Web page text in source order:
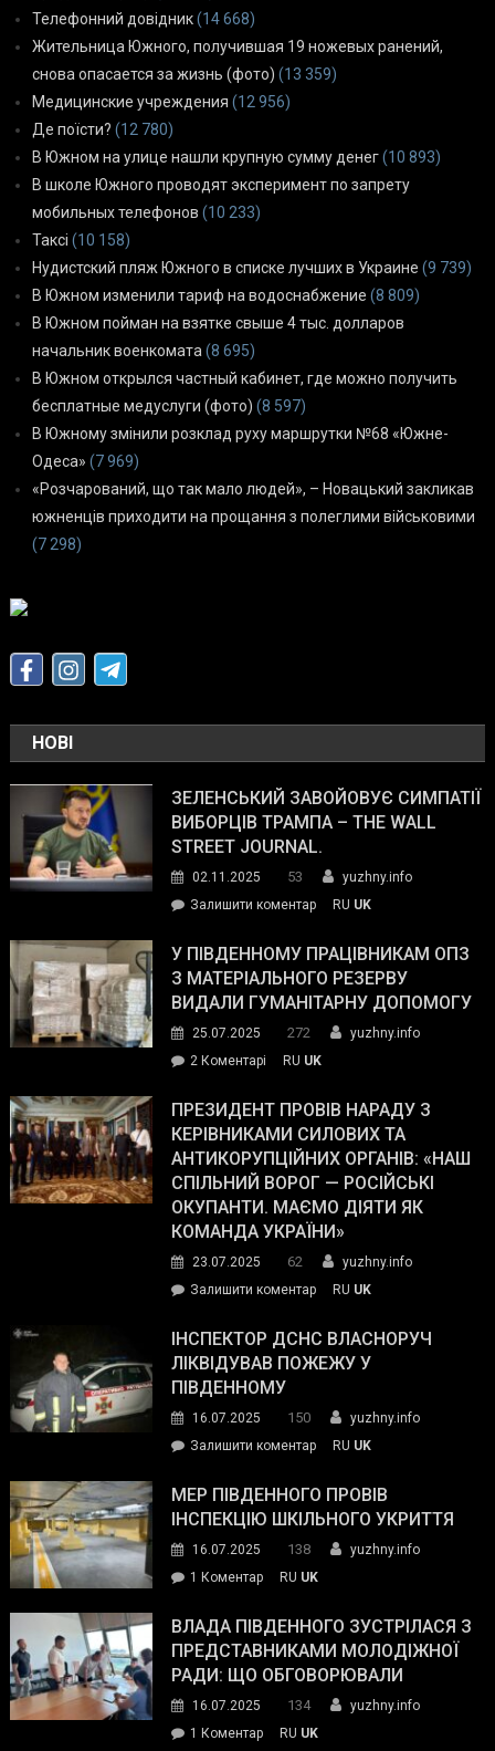
Телефонний довідник(14 668)
Жительница Южного, получившая 19 ножевых ранений,
снова опасается за жизнь (фото) (13 359)
Медицинские учреждения (12 956)
Де поїсти? (12 780)
В Южном на улице нашли крупную сумму денег(10 893)
В школе Южного проводят эксперимент по запрету
мобильных телефонов (10 233)
Таксі (10 158)
Нудистский пляж Южного в списке лучших в Украине (9 739)
В Южном изменили тариф на водоснабжение (8 809)
В Южном пойман на взятке свыше 4 тыс. долларов
начальник военкомата(8 695)
В Южном открылся частный кабинет, где можно получить
бесплатные медуслуги (фото) (8 597)
В Южному змінили розклад руху маршрутки №68 «Южне-
Одеса» (7 969)
«Розчарований, що так мало людей», – Новацький закликав
южненців приходити на прощання з полеглими військовими
(7 298)
НОВІ
ЗЕЛЕНСЬКИЙ ЗАВОЙОВУЄ СИМПАТІЇ
ВИБОРЦІВ ТРАМПА – THE WALL
STREET JOURNAL.
02.11.2025 53
yuzhny.info
Залишити коментарon
завойовує
симпатії
виборців
The
Street
Journal.
RU UK
У ПІВДЕННОМУ ПРАЦІВНИКАМ ОПЗ
З МАТЕРІАЛЬНОГО РЕЗЕРВУ
ВИДАЛИ ГУМАНІТАРНУ ДОПОМОГУ
25.07.2025 272
yuzhny.info
2 Коментарі
Південному
працівникам
ОПЗ
з
матеріального
резерву
гуманітарну
допомогу
RU UK
ПРЕЗИДЕНТ ПРОВІВ НАРАДУ З
КЕРІВНИКАМИ СИЛОВИХ ТА
АНТИКОРУПЦІЙНИХ ОРГАНІВ: «НАШ
СПІЛЬНИЙ ВОРОГ — РОСІЙСЬКІ
ОКУПАНТИ. МАЄМО ДІЯТИ ЯК
КОМАНДА УКРАЇНИ»
23.07.2025 62
yuzhny.info
Залишити коментарon
провів
нараду
силових
та
органів:
«Наш
спільний
окупанти.
Маємо
діяти
команда
RU UK
ІНСПЕКТОР ДСНС ВЛАСНОРУЧ
ЛІКВІДУВАВ ПОЖЕЖУ У
ПІВДЕННОМУ
16.07.2025 150
yuzhny.info
Залишити коментарon
ДСНС
власноруч
пожежу
у
RU UK
МЕР ПІВДЕННОГО ПРОВІВ
ІНСПЕКЦІЮ ШКІЛЬНОГО УКРИТТЯ
16.07.2025 138
yuzhny.info
1 Коментардо
Південного
провів
інспекцію
RU UK
ВЛАДА ПІВДЕННОГО ЗУСТРІЛАСЯ З
ПРЕДСТАВНИКАМИ МОЛОДІЖНОЇ
РАДИ: ЩО ОБГОВОРЮВАЛИ
16.07.2025 134
yuzhny.info
1 Коментардо
RU UK